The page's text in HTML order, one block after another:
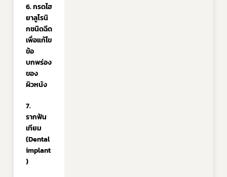
6. กรดไฮ
ยาลูโรนิ
กชนิดฉีด
เพื่อแก้ไข
ข้อ
บกพร่อง
ของ
ผิวหนัง
7.
รากฟัน
เทียม
(Dental
implant
)